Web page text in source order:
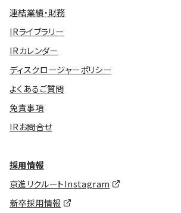
連結業績・財務
IRライブラリー
IRカレンダー
ディスクロージャーポリシー
よくあるご質問
免責事項
IRお問合せ
採用情報
京進リクルートInstagram
新卒採用情報